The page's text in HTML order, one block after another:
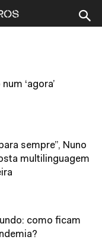
‘agora’
sempre”, Nuno
multilinguagem
como ficam